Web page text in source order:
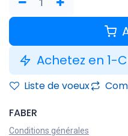
Achetez en 1-
Liste de voeux
FABER
Conditions générales